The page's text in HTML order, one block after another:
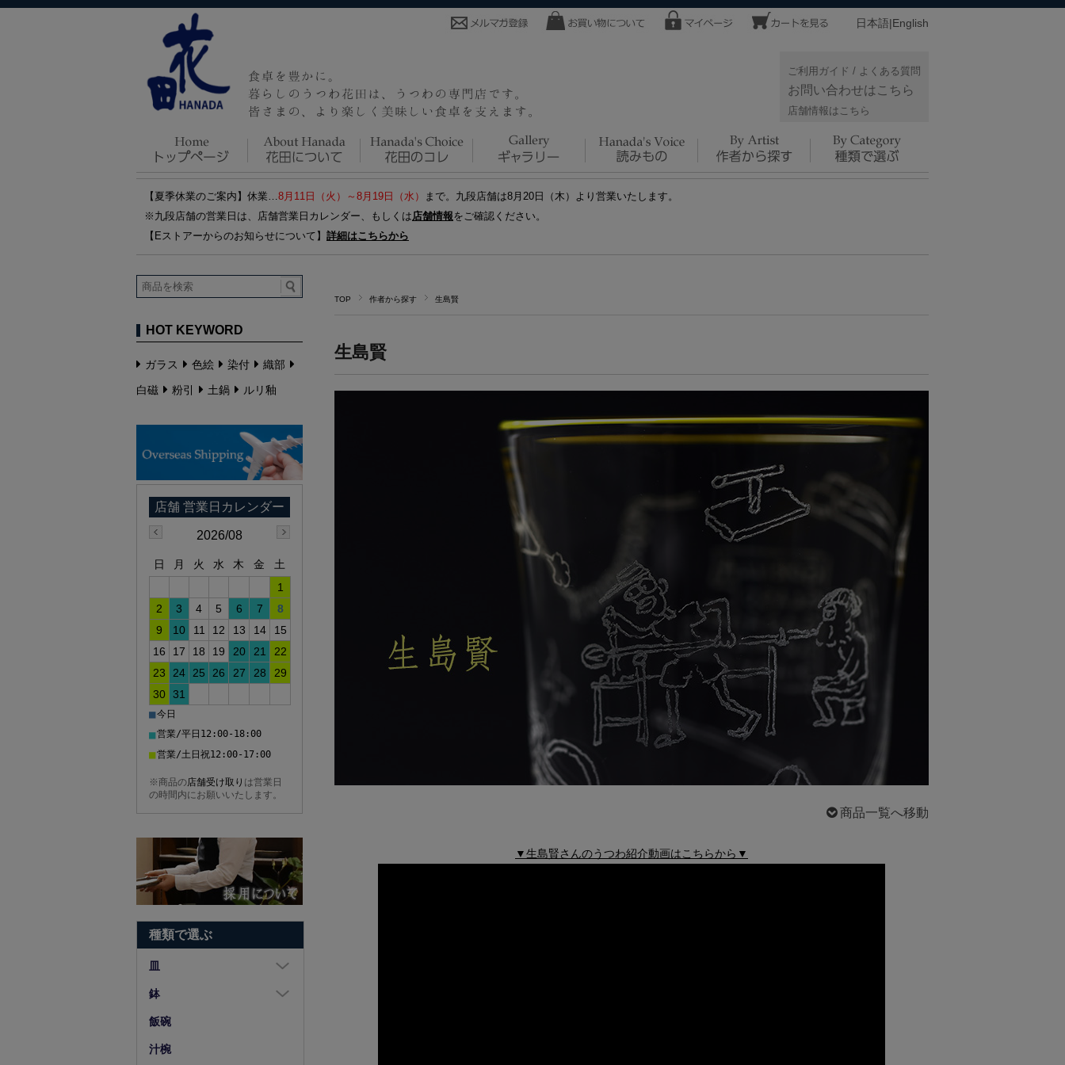
ご利用ガイド / よくある質問
お問い合わせはこちら
店舗情報はこちら
日本語|English
【夏季休業のご案内】休業…8月11日（火）～8月19日（水）
まで。九段店舗は8月20日（木）より営業いたします。
※九段店舗の営業日は、店舗営業日カレンダー、もしくは店舗情報をご確認ください。
【Eストアーからのお知らせについて】 詳細はこちらから
TOP 作者から探す 生島賢
生島賢
商品一覧へ移動
▼生島賢さんのうつわ紹介動画はこちらから▼
HOT KEYWORD
ガラス 色絵 染付
織部
白磁
粉引 土鍋 ルリ釉
2026/08
日 月 火 水 木 金
土
1
2
3 4 5 6 7
8
9
10 11 12 13 14
15
16
17 18 19 20 21
22
23
24 25 26 27 28
29
30 31
■今日
■営業/平日12:00-18:00
■営業/土日祝12:00-17:00
※商品の店舗受け取り は営業日
の時間内にお願いいたします。
種類で選ぶ
皿
大皿（8寸以上）
中皿（5～7寸）
小皿（4寸以下）
鉢
大鉢（8寸以上）
中鉢（5～7寸）
飯碗
汁椀